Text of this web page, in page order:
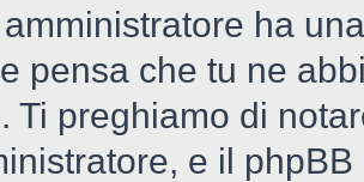
ha
pensa che tu ne
Ti preghiamo di
e il